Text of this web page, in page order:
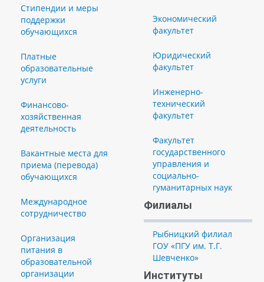
Стипендии и меры
поддержки
обучающихся
Платные
образовательные
услуги
Финансово-
хозяйственная
деятельность
Вакантные места для
приема (перевода)
обучающихся
Международное
сотрудничество
Организация
питания в
образовательной
организации
Экономический
факультет
Юридический
факультет
Инженерно-
технический
факультет
Факультет
государственного
управления и
социально-
гуманитарных наук
Филиалы
Рыбницкий филиал
ГОУ «ПГУ им. Т.Г.
Шевченко»
Институты